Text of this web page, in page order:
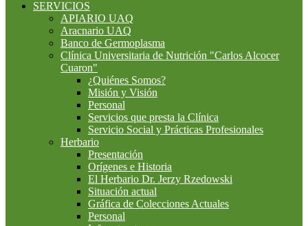
SERVICIOS
APIARIO UAQ
Aracnario UAQ
Banco de Germoplasma
Clínica Universitaria de Nutrición "Carlos Alcocer
Cuaron"
¿Quiénes Somos?
Misión y Visión
Personal
Servicios que presta la Clínica
Servicio Social y Prácticas Profesionales
Herbario
Presentación
Orígenes e Historia
El Herbario Dr. Jerzy Rzedowski
Situación actual
Gráfica de Colecciones Actuales
Personal